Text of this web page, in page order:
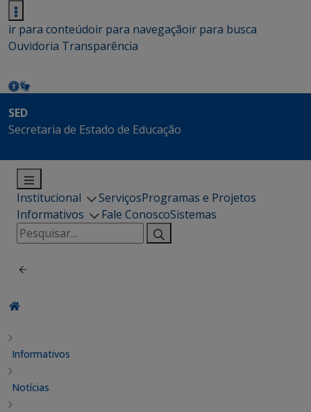
ir para conteúdoir para navegaçãoir para busca
Ouvidoria Transparência
SED
Secretaria de Estado de Educação
Institucional ServiçosProgramas e Projetos
Informativos
Fale ConoscoSistemas
Pesquisar
por:
Informativos
Notícias